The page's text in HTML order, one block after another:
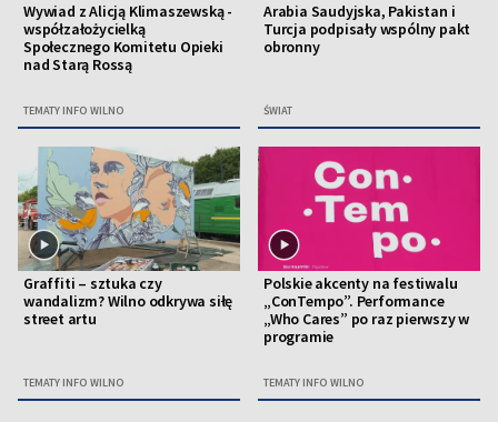
Wywiad z Alicją Klimaszewską -
współzałożycielką
Społecznego Komitetu Opieki
nad Starą Rossą
TEMATY INFO WILNO
Arabia Saudyjska, Pakistan i
Turcja podpisały wspólny pakt
obronny
ŚWIAT
Graffiti – sztuka czy
wandalizm? Wilno odkrywa siłę
street artu
TEMATY INFO WILNO
Polskie akcenty na festiwalu
„ConTempo”. Performance
„Who Cares” po raz pierwszy w
programie
TEMATY INFO WILNO